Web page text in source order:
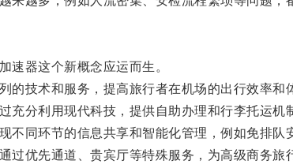
器这个新概念应运而生。
技术和服务，提高旅行者在机场的出行效率和
分利用现代科技，提供自助办理和行李托运机
同环节的信息共享和智能化管理，例如免排队
优先通道、贵宾厅等特殊服务，为高级商务旅